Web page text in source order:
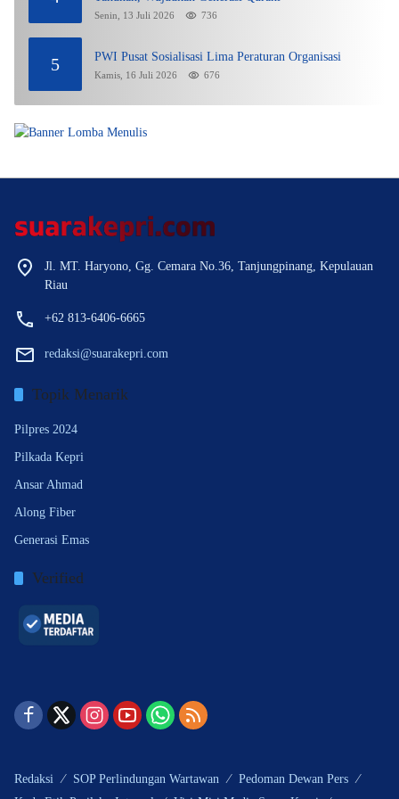
Senin, 13 Juli 2026 736
5 PWI Pusat Sosialisasi Lima Peraturan Organisasi
Kamis, 16 Juli 2026 676
Jl. MT. Haryono, Gg. Cemara No.36, Tanjungpinang, Kepulauan
Riau
+62 813-6406-6665
redaksi@suarakepri.com
Topik Menarik
Pilpres 2024
Pilkada Kepri
Ansar Ahmad
Along Fiber
Generasi Emas
Verified
Redaksi SOP Perlindungan Wartawan
Pedoman Dewan Pers